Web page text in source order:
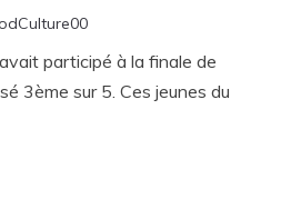
participé à la finale de
3ème sur 5. Ces jeunes du